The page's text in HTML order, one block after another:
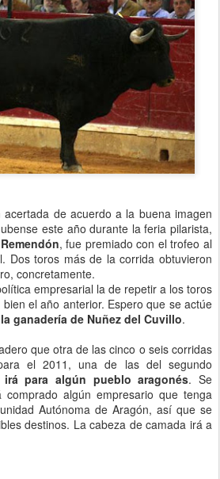
de acuerdo a la buena imagen
este año durante la feria pilarista,
Remendón, fue premiado con el trofeo al
Dos toros más de la corrida obtuvieron
concretamente.
empresarial la de repetir a los toros
el año anterior. Espero que se actúe
la ganadería de Nuñez del Cuvillo.
que otra de las cinco o seis corridas
el 2011, una de las del segundo
irá para algún pueblo aragonés. Se
algún empresario que tenga
Autónoma de Aragón, así que se
destinos. La cabeza de camada irá a